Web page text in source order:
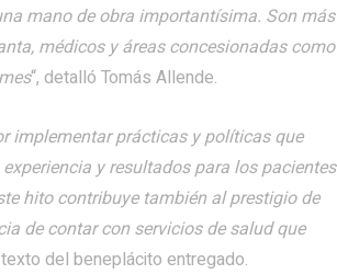
mano de obra importantísima. Son más
médicos y áreas concesionadas como
“, detalló Tomás Allende.
implementar prácticas y políticas que
y resultados para los pacientes
hito contribuye también al prestigio de
de contar con servicios de salud que
del beneplácito entregado.